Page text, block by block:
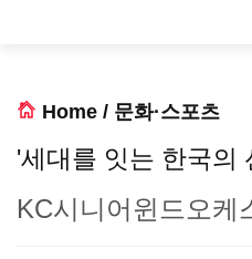
Home / 문화·스포츠
'세대를 잇는 한국의
KC시니어윈드오케